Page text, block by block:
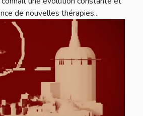
de nouvelles thérapies...